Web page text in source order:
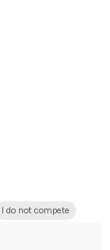
I do not compete